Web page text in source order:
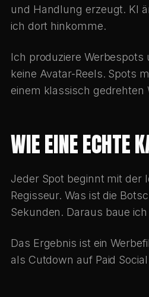
und Handlung erzeugt. KI
ich dort hinkomme.
Ich produziere
keine Avatar-Reels. Spots
einem klassisch gedrehten
WIE EINE ECHTE
Jeder Spot beginnt mit der
Regisseur. Was ist die
Sekunden. Daraus baue
Das Ergebnis ist ein
als Cutdown auf Paid